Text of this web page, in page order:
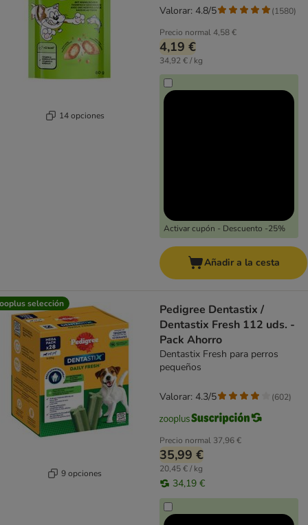
14 opciones
Precio normal4,58 €
4,19 €
34,92 € / kg
Activar cupón - Descuento -25%
Valorar: 4.8/5 (1580)
Añadir a la cesta
selección
9 opciones
Pedigree Dentastix /
Dentastix Fresh 112 uds. -
Pack Ahorro
Dentastix Fresh para perros
pequeños
Precio normal 37,96 €
35,99 €
20,45 € / kg
34,19 €
Valorar: 4.3/5 (602)